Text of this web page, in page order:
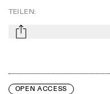
TEILEN:
mail
OPEN ACCESS